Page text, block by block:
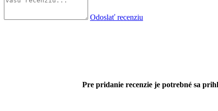
Odoslať recenziu
Pre pridanie recenzie je potrebné sa